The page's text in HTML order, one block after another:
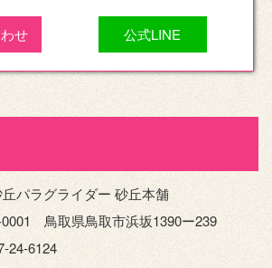
せ 公式LINE
パラグライダー 砂丘本舗
鳥取県鳥取市浜坂1390ー239
24-6124